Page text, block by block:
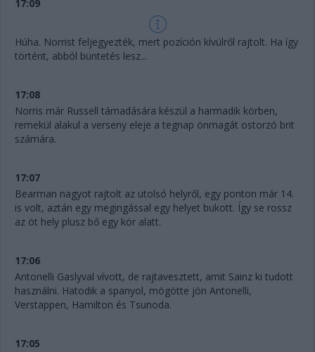
17:09
Húha. Norrist feljegyezték, mert pozíción kívülről rajtolt. Ha így
történt, abból büntetés lesz...
17:08
Norris már Russell támadására készül a harmadik körben,
remekül alakul a verseny eleje a tegnap önmagát ostorzó brit
számára.
17:07
Bearman nagyot rajtolt az utolsó helyről, egy ponton már 14.
is volt, aztán egy megingással egy helyet bukott. Így se rossz
az öt hely plusz bő egy kör alatt.
17:06
Antonelli Gaslyval vívott, de rajtavesztett, amit Sainz ki tudott
használni. Hatodik a spanyol, mögötte jön Antonelli,
Verstappen, Hamilton és Tsunoda.
17:05